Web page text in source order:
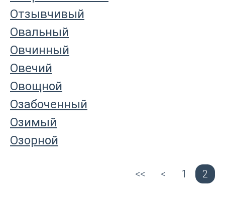
Отзывчивый
Овальный
Овчинный
Овечий
Овощной
Озабоченный
Озимый
Озорной
<< < 1 2